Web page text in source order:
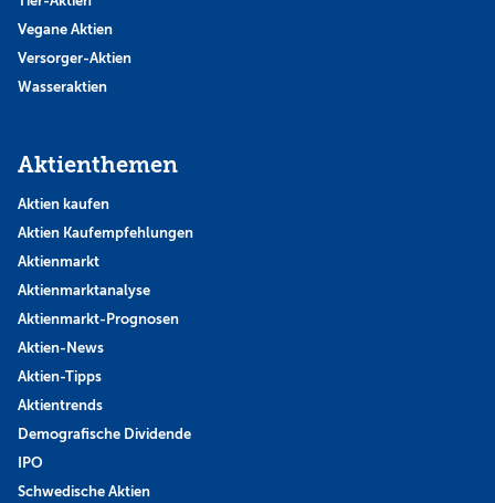
Vegane Aktien
Versorger-Aktien
Wasseraktien
Aktienthemen
Aktien kaufen
Aktien Kaufempfehlungen
Aktienmarkt
Aktienmarktanalyse
Aktienmarkt-Prognosen
Aktien-News
Aktien-Tipps
Aktientrends
Demografische Dividende
IPO
Schwedische Aktien